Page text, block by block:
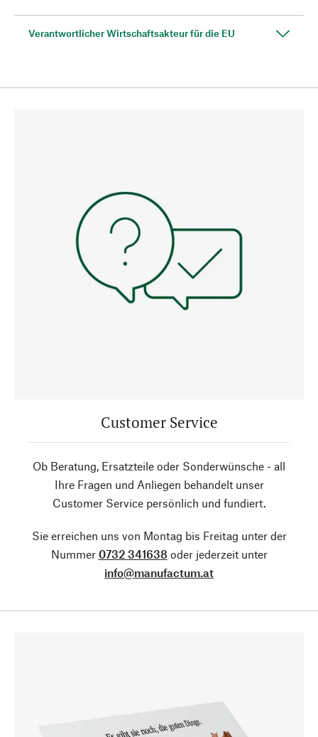
Verantwortlicher Wirtschaftsakteur für die EU
Customer Service
Ob Beratung, Ersatzteile oder Sonderwünsche - all
Ihre Fragen und Anliegen behandelt unser
Customer Service persönlich und fundiert.
Sie erreichen uns von Montag bis Freitag unter der
Nummer 0732 341638 oder jederzeit unter
info@manufactum.at